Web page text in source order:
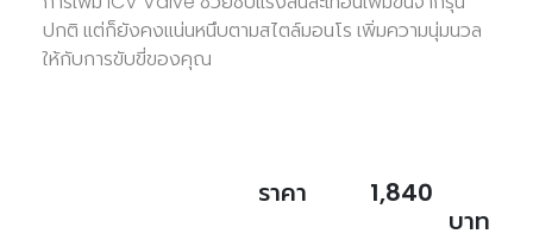
ปกติ แต่ก็ยังคงแน่นหนึบตามสไตล์มอนโร เพิ่มความนุ่มนวล
ให้กับการขับขี่ของคุณ
ราคา
1,840
บาท